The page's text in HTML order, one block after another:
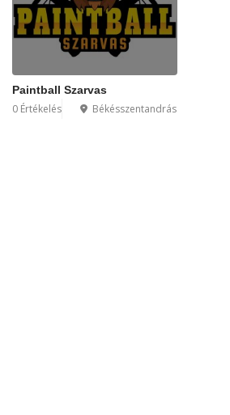
Paintball Szarvas
0 Értékelés Békésszentandrás